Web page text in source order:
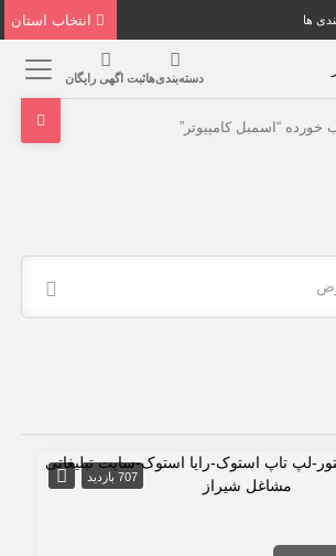
ها
دسته‌بندی‌هاثبت اگهی رایگان
“اسمبل کامپیوتر”
707 بازدید